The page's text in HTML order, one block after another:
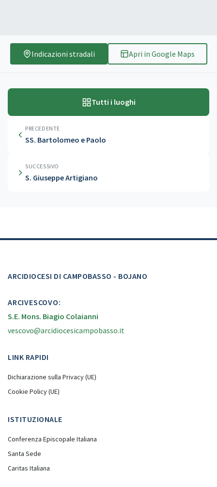
Indicazioni stradali Apri in Google Maps
PRECEDENTE
SS. Bartolomeo e Paolo
Tutti i luoghi
SUCCESSIVO
S. Giuseppe Artigiano
ARCIDIOCESI DI CAMPOBASSO - BOJANO
ARCIVESCOVO:
S.E. Mons. Biagio Colaianni
vescovo@arcidiocesicampobasso.it
LINK RAPIDI
Dichiarazione sulla Privacy (UE)
Cookie Policy (UE)
ISTITUZIONALE
Conferenza Episcopale Italiana
Santa Sede
Caritas Italiana